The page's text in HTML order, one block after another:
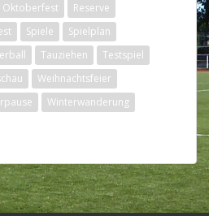
Oktoberfest
Reserve
Spiele
Spielplan
Tauziehen
Testspiel
Weihnachtsfeier
Winterwanderung